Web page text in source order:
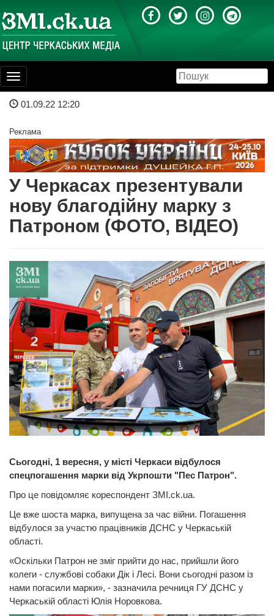
Toggle
navigation
01.09.22 12:20
Реклама
У Черкасах презентували
нову благодійну марку з
Патроном (ФОТО, ВІДЕО)
Сьогодні, 1 вересня, у місті Черкаси відбулося
спецпогашення марки від Укрпошти "Пес Патрон".
Про це повідомляє кореспондент ЗМІ.ck.ua.
Це вже шоста марка, випущена за час війни. Погашення
відбулося за участю працівників ДСНС у Черкаській
області.
«Оскільки Патрон не зміг прийти до нас, прийшли його
колеги - службові собаки Дік і Лесі. Вони сьогодні разом із
нами погасили марки», - зазначила речниця ГУ ДСНС у
Черкаській області Юлія Норовкова.